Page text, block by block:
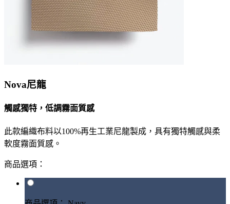
Nova尼龍
觸感獨特，低調霧面質感
此款編織布料以100%再生工業尼龍製成，具有獨特觸感與柔
軟度霧面質感。
商品選項：